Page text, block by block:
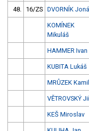
48. 16/ZS DVORNÍK
KOMÍNEK
Mikuláš
HAMMER Ivan
KUBITA Lukáš
MRŮZEK Kamil
VĚTROVSKÝ
KEŠ Miroslav